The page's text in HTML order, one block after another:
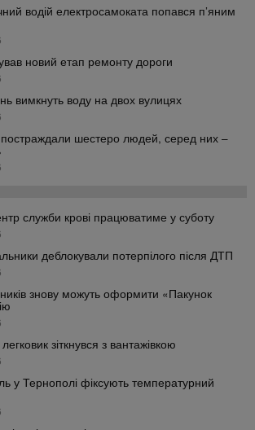
водій електросамоката попався п’яним
новий етап ремонту дороги
вимкнуть воду на двох вулицях
шестеро людей, серед них –
служби крові працюватиме у суботу
деблокували потерпілого після ДТП
знову можуть оформити «Пакунок
зіткнувся з вантажівкою
у Тернополі фіксують температурний